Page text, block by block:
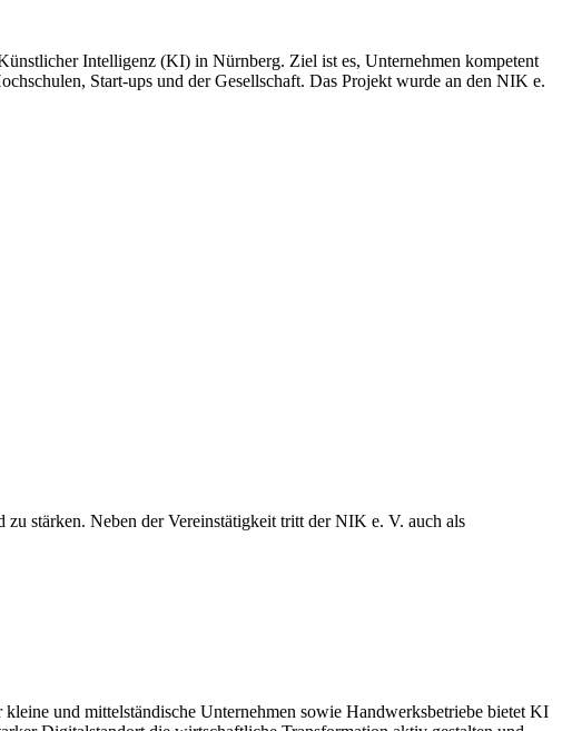
Intelligenz (KI) in Nürnberg. Ziel ist es, Unternehmen kompetent
Start-ups und der Gesellschaft. Das Projekt wurde an den NIK e.
stärken. Neben der Vereinstätigkeit tritt der NIK e. V. auch als
und mittelständische Unternehmen sowie Handwerksbetriebe bietet KI